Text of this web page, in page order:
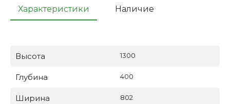
Характеристики Наличие
Высота 1300
Глубина 400
Ширина 802